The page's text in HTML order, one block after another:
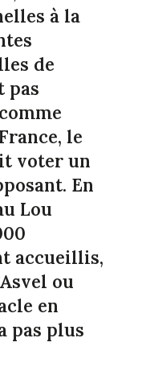
à la
de
pas
le
voter un
En
Lou
accueillis,
ou
en
pas plus